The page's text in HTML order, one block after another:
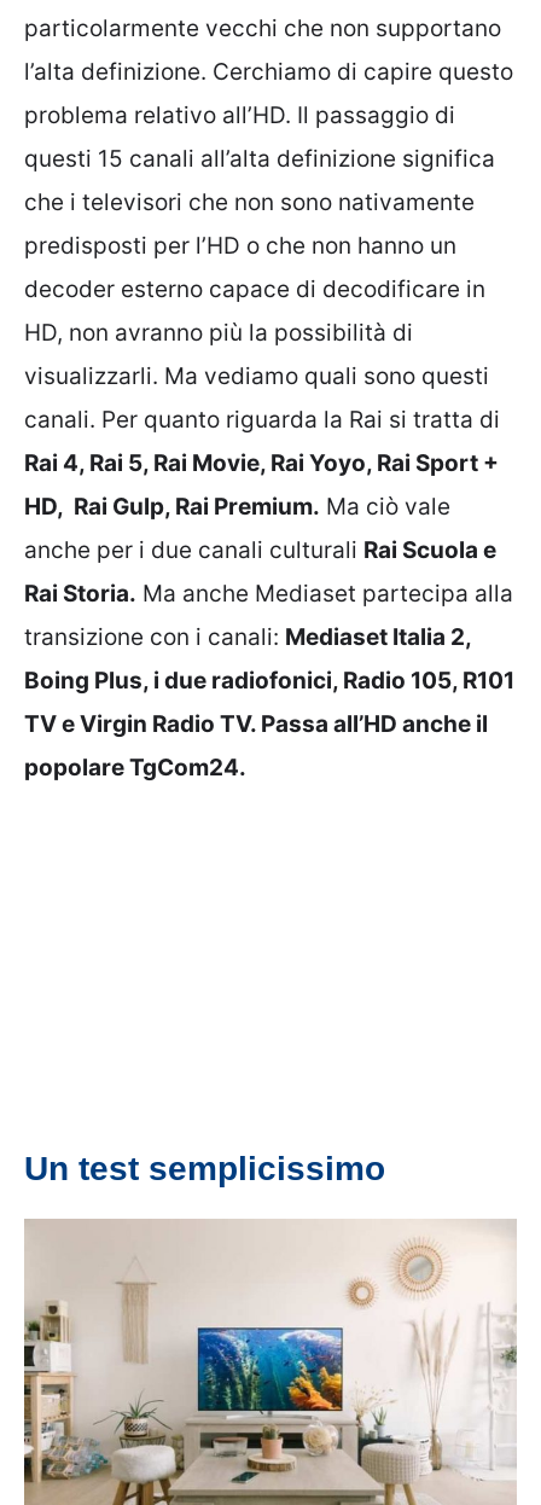
particolarmente vecchi che non supportano
l’alta definizione. Cerchiamo di capire questo
problema relativo all’HD. Il passaggio di
questi 15 canali all’alta definizione significa
che i televisori che non sono nativamente
predisposti per l’HD o che non hanno un
decoder esterno capace di decodificare in
HD, non avranno più la possibilità di
visualizzarli. Ma vediamo quali sono questi
canali. Per quanto riguarda la Rai si tratta di
Rai 4, Rai 5, Rai Movie, Rai Yoyo, Rai Sport +
HD, Rai Gulp, Rai Premium. Ma ciò vale
anche per i due canali culturali Rai Scuola e
Rai Storia. Ma anche Mediaset partecipa alla
transizione con i canali: Mediaset Italia 2,
Boing Plus, i due radiofonici, Radio 105, R101
TV e Virgin Radio TV. Passa all’HD anche il
popolare TgCom24.
Un test semplicissimo